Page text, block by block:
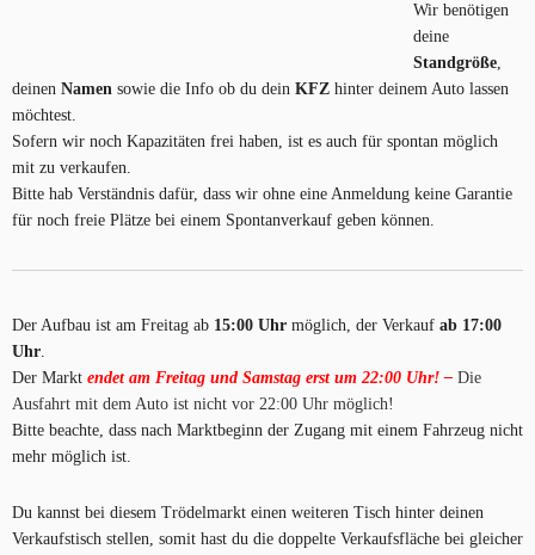
Wir benötigen
deine
Standgröße,
deinen Namen sowie die Info ob du dein KFZ hinter deinem Auto lassen
möchtest.
Sofern wir noch Kapazitäten frei haben, ist es auch für spontan möglich
mit zu verkaufen.
Bitte hab Verständnis dafür, dass wir ohne eine Anmeldung keine Garantie
für noch freie Plätze bei einem Spontanverkauf geben können.
Der Aufbau ist am Freitag ab 15:00 Uhr möglich, der Verkauf ab 17:00
Uhr.
Der Markt endet am Freitag und Samstag erst um 22:00 Uhr! – Die
Ausfahrt mit dem Auto ist nicht vor 22:00 Uhr möglich!
Bitte beachte, dass nach Marktbeginn der Zugang mit einem Fahrzeug nicht
mehr möglich ist.
Du kannst bei diesem Trödelmarkt einen weiteren Tisch hinter deinen
Verkaufstisch stellen, somit hast du die doppelte Verkaufsfläche bei gleicher